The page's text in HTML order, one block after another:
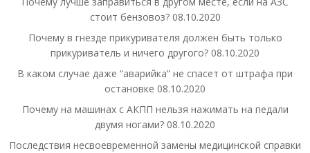
стоит бензовоз? 08.10.2020
Почему в гнезде прикуривателя должен быть только
прикуриватель и ничего другого? 08.10.2020
В каком случае даже “аварийка” не спасет от штрафа при
остановке 08.10.2020
Почему на машинах с АКПП нельзя нажимать на педали
двумя ногами? 08.10.2020
Последствия несвоевременной замены медицинской справки